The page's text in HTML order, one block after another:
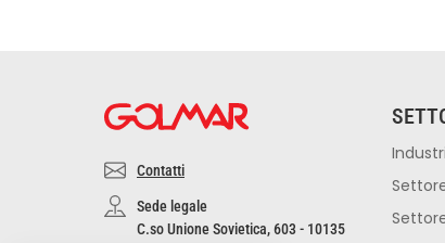
Contatti
Sede legale
C.so Unione Sovietica, 603 - 10135